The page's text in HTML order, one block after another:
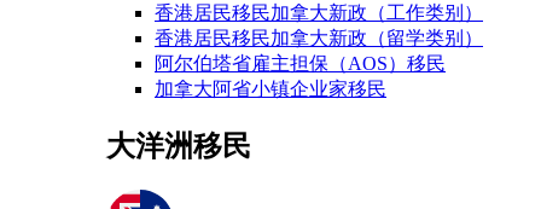
香港居民移民加拿大新政（工作类别）
香港居民移民加拿大新政（留学类别）
阿尔伯塔省雇主担保（AOS）移民
加拿大阿省小镇企业家移民
大洋洲移民